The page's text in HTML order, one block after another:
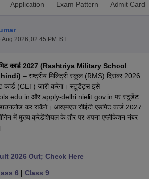
2026
AP FA1 Exam Time Table 2026
Result 2026TN 11th Arrear Result 2026
Board Result Marksheet 2026
CBSE Second
CBSE Class 12 Result Link 2026
Punjab
Paper 2026 Second Exam
CBSE 10th
2026TS Inter Supplementary Question
UK Board 12thGoa Board HSSCPSEB 12th
Navyug School Admission
in Bihar
Application Exam Pattern Admit Card
Aug 2026, 02:45 PM IST
कार्ड 2027 (Rashtriya Military School
hindi) – राष्ट्रीय मिलिट्री स्कूल (RMS) दिसंबर 2026
कार्ड (CET) जारी करेगा। स्टूडेंट्स इसे
और apply-delhi.nielit.gov.in पर स्टूडेंट
कर सकेंगे। आरएमएस सीईटी एडमिट कार्ड 2027
में मुख्य क्रेडेंशियल के तौर पर अपना एप्लीकेशन नंबर
2026 Out; Check Here
6 | Class 9